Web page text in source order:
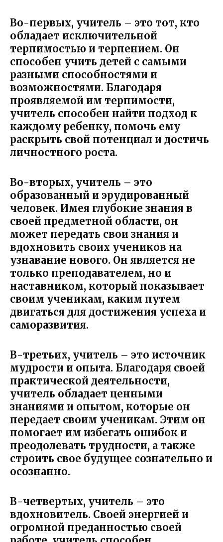
Во-первых, учитель – это тот, кто
обладает исключительной
терпимостью и терпением. Он
способен учить детей с самыми
разными способностями и
возможностями. Благодаря
проявляемой им терпимости,
учитель способен найти подход к
каждому ребенку, помочь ему
раскрыть свой потенциал и достичь
личностного роста.
Во-вторых, учитель – это
образованный и эрудированный
человек. Имея глубокие знания в
своей предметной области, он
может передать свои знания и
вдохновить своих учеников на
узнавание нового. Он является не
только преподавателем, но и
наставником, который показывает
своим ученикам, каким путем
двигаться для достижения успеха и
саморазвития.
В-третьих, учитель – это источник
мудрости и опыта. Благодаря своей
практической деятельности,
учитель обладает ценными
знаниями и опытом, которые он
передает своим ученикам. Этим он
помогает им избегать ошибок и
преодолевать трудности, а также
строить свое будущее сознательно и
осознанно.
В-четвертых, учитель – это
вдохновитель. Своей энергией и
огромной преданностью своей